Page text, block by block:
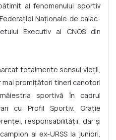
al fenomenului sportiv
Naționale de caiac-
Executiv al CNOS din
totalmente sensul vieții,
promițători tineri canotori
sportivă în cadrul
cu Profil Sportiv. Grație
responsabilității, dar și
al ex-URSS la juniori,